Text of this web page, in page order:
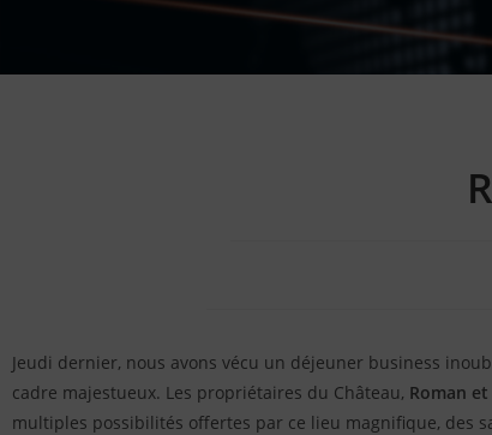
Jeudi dernier, nous avons vécu un déjeuner business
cadre majestueux. Les propriétaires du Château, Roman et
multiples possibilités offertes par ce lieu magnifique, des